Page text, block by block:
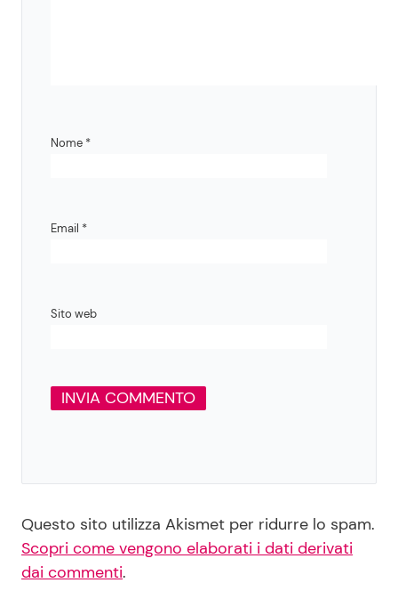
Nome *
Email *
Sito web
Questo sito utilizza Akismet per ridurre lo spam.
Scopri come vengono elaborati i dati derivati
dai commenti.